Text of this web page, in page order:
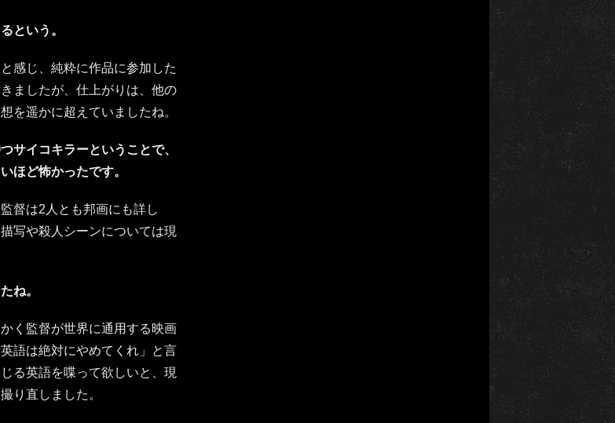
という。
感じ、純粋に作品に参加した
ましたが、仕上がりは、他の
を遥かに超えていましたね。
イコキラーということで、
ほど怖かったです。
督は2人とも邦画にも詳し
写や殺人シーンについては現
ね。
く監督が世界に通用する映画
語は絶対にやめてくれ」と言
る英語を喋って欲しいと、現
り直しました。